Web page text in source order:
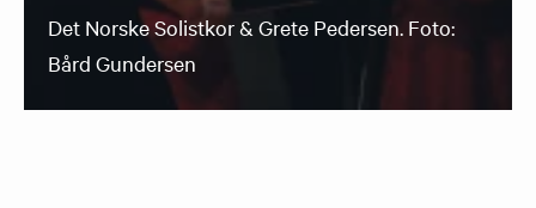
Det Norske Solistkor & Grete Pedersen. Foto:
Bård Gundersen